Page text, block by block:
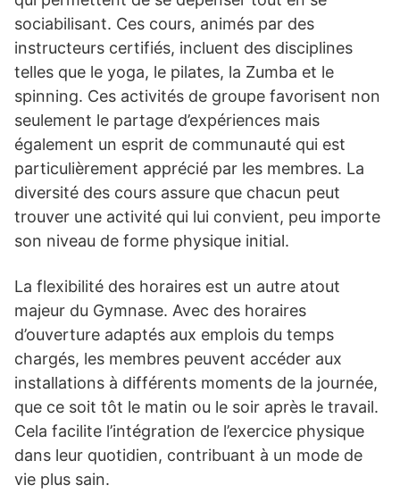
sociabilisant. Ces cours, animés par des
instructeurs certifiés, incluent des disciplines
telles que le yoga, le pilates, la Zumba et le
spinning. Ces activités de groupe favorisent non
seulement le partage d’expériences mais
également un esprit de communauté qui est
particulièrement apprécié par les membres. La
diversité des cours assure que chacun peut
trouver une activité qui lui convient, peu importe
son niveau de forme physique initial.
La flexibilité des horaires est un autre atout
majeur du Gymnase. Avec des horaires
d’ouverture adaptés aux emplois du temps
chargés, les membres peuvent accéder aux
installations à différents moments de la journée,
que ce soit tôt le matin ou le soir après le travail.
Cela facilite l’intégration de l’exercice physique
dans leur quotidien, contribuant à un mode de
vie plus sain.